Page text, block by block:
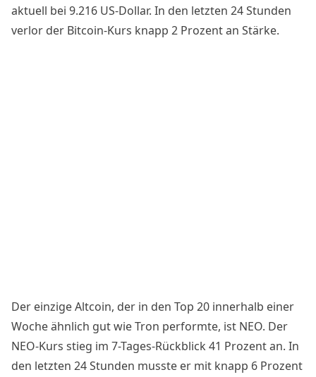
aktuell bei 9.216 US-Dollar. In den letzten 24 Stunden
verlor der Bitcoin-Kurs knapp 2 Prozent an Stärke.
Der einzige Altcoin, der in den Top 20 innerhalb einer
Woche ähnlich gut wie Tron performte, ist NEO. Der
NEO-Kurs stieg im 7-Tages-Rückblick 41 Prozent an. In
den letzten 24 Stunden musste er mit knapp 6 Prozent